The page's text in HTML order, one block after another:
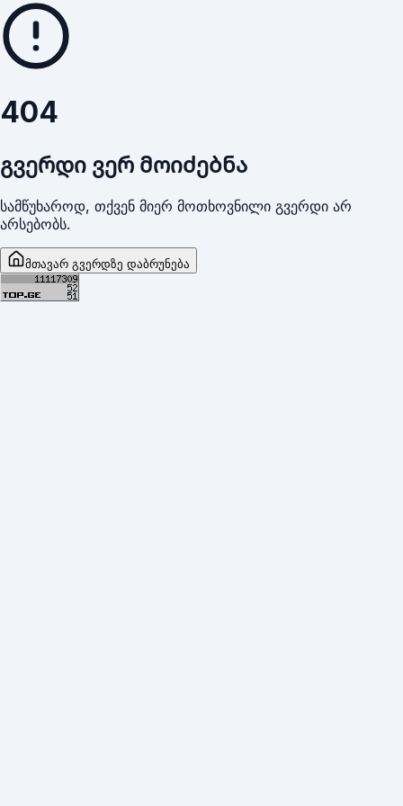
404
გვერდი ვერ მოიძებნა
სამწუხაროდ, თქვენ მიერ მოთხოვნილი გვერდი არ
არსებობს.
მთავარ გვერდზე დაბრუნება